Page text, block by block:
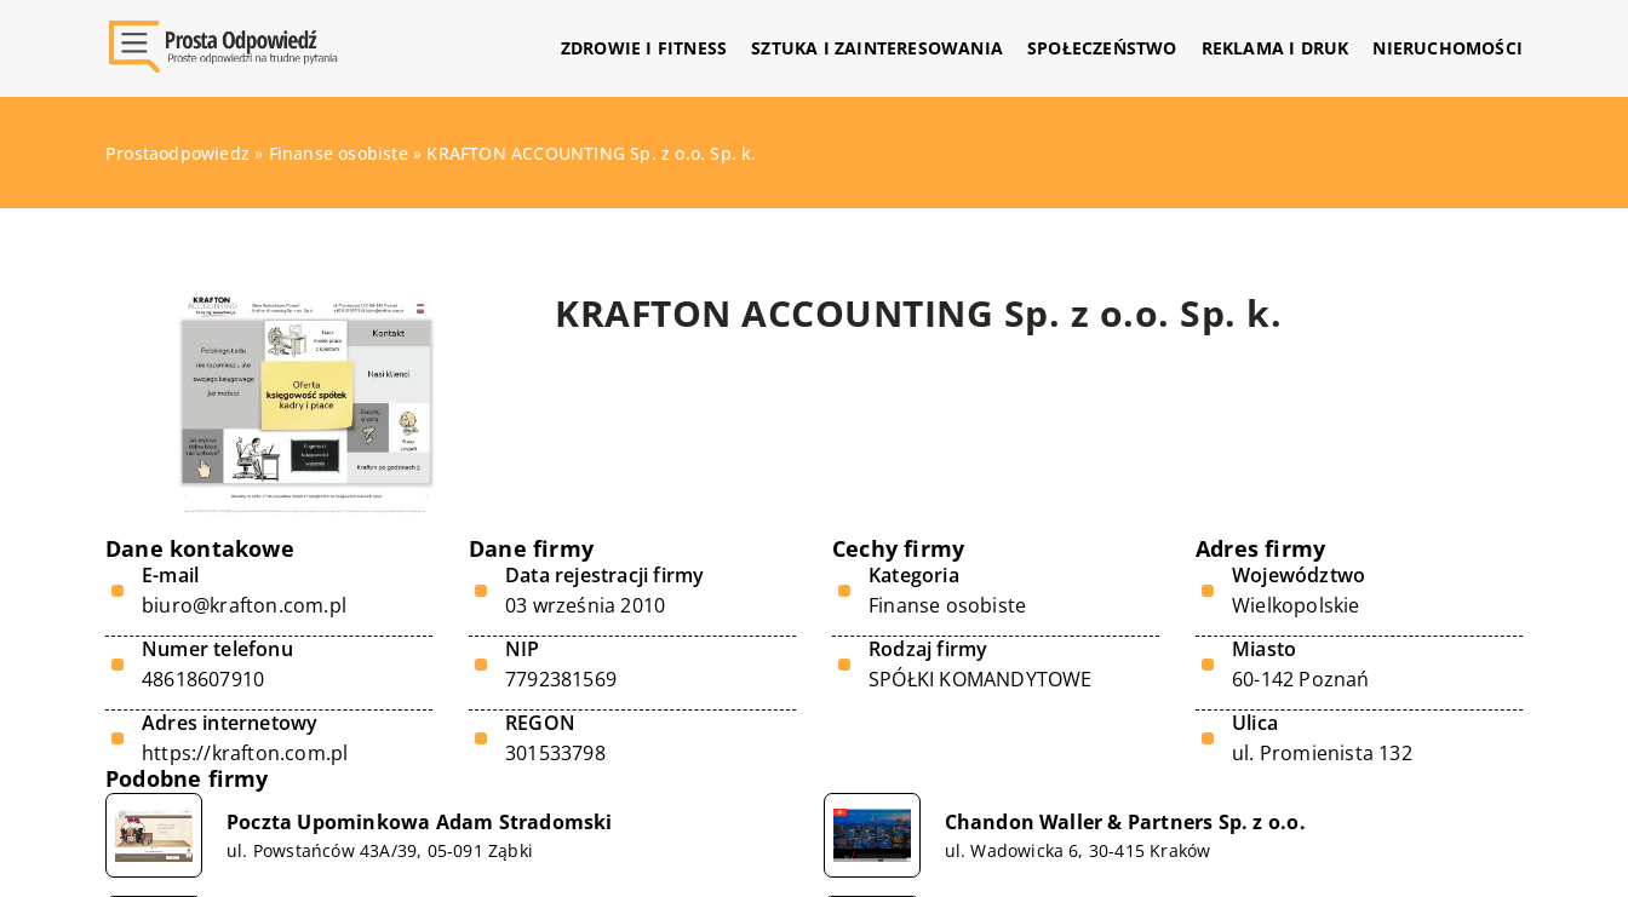
ZDROWIE I FITNESS SZTUKA I ZAINTERESOWANIA SPOŁECZEŃSTWO REKLAMA I DRUK NIERUCHOMOŚCI
Prostaodpowiedz » Finanse osobiste» KRAFTON ACCOUNTING Sp. z o.o. Sp. k.
KRAFTON ACCOUNTING Sp. z o.o. Sp. k.
Dane kontakowe
E-mail
biuro@krafton.com.pl
Numer telefonu
48618607910
Adres internetowy
https://krafton.com.pl
Dane firmy
Data rejestracji firmy
03 września 2010
NIP
7792381569
REGON
301533798
Cechy firmy
Kategoria
Finanse osobiste
Rodzaj firmy
SPÓŁKI KOMANDYTOWE
Adres firmy
Województwo
Wielkopolskie
Miasto
60-142 Poznań
Ulica
ul. Promienista 132
Podobne firmy
Poczta Upominkowa Adam Stradomski
ul. Powstańców 43A/39, 05-091 Ząbki
Chandon Waller & Partners Sp. z o.o.
ul. Wadowicka 6, 30-415 Kraków